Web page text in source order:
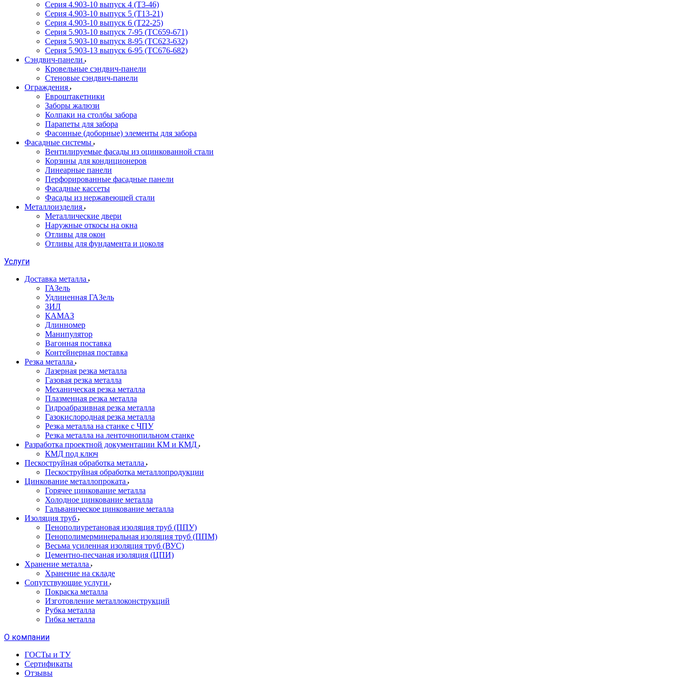
Серия 4.903-10 выпуск 4 (Т3-46)
Серия 4.903-10 выпуск 5 (Т13-21)
Серия 4.903-10 выпуск 6 (Т22-25)
Серия 5.903-10 выпуск 7-95 (ТС659-671)
Серия 5.903-10 выпуск 8-95 (ТС623-632)
Серия 5.903-13 выпуск 6-95 (ТС676-682)
Сэндвич-панели
Кровельные сэндвич-панели
Стеновые сэндвич-панели
Ограждения
Евроштакетники
Заборы жалюзи
Колпаки на столбы забора
Парапеты для забора
Фасонные (доборные) элементы для забора
Фасадные системы
Вентилируемые фасады из оцинкованной стали
Корзины для кондиционеров
Линеарные панели
Перфорированные фасадные панели
Фасадные кассеты
Фасады из нержавеющей стали
Металлоизделия
Металлические двери
Наружные откосы на окна
Отливы для окон
Отливы для фундамента и цоколя
Услуги
Доставка металла
ГАЗель
Удлиненная ГАЗель
ЗИЛ
КАМАЗ
Длинномер
Манипулятор
Вагонная поставка
Контейнерная поставка
Резка металла
Лазерная резка металла
Газовая резка металла
Механическая резка металла
Плазменная резка металла
Гидроабразивная резка металла
Газокислородная резка металла
Резка металла на станке с ЧПУ
Резка металла на ленточнопильном станке
Разработка проектной документации КМ и КМД
КМД под ключ
Пескоструйная обработка металла
Пескоструйная обработка металлопродукции
Цинкование металлопроката
Горячее цинкование металла
Холодное цинкование металла
Гальваническое цинкование металла
Изоляция труб
Пенополиуретановая изоляция труб (ППУ)
Пенополимерминеральная изоляция труб (ППМ)
Весьма усиленная изоляция труб (ВУС)
Цементно-песчаная изоляция (ЦПИ)
Хранение металла
Хранение на складе
Сопутствующие услуги
Покраска металла
Изготовление металлоконструкций
Рубка металла
Гибка металла
О компании
ГОСТы и ТУ
Сертификаты
Отзывы